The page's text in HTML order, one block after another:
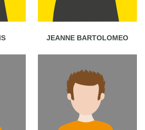
JEANNE BARTOLOMEO